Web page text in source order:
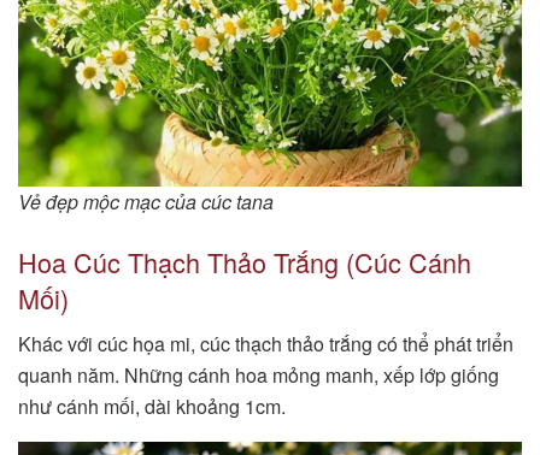
Vẻ đẹp mộc mạc của cúc tana
Hoa Cúc Thạch Thảo Trắng (Cúc Cánh
Mối)
Khác với cúc họa mi, cúc thạch thảo trắng có thể phát triển
quanh năm. Những cánh hoa mỏng manh, xếp lớp giống
như cánh mối, dài khoảng 1cm.